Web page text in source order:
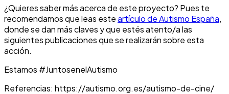
¿Quieres saber más acerca de este proyecto? Pues te
recomendamos que leas esteartículo de Autismo España,
donde se dan más claves y que estés atento/a las
siguientes publicaciones que se realizarán sobre esta
acción.
Estamos #JuntosenelAutismo
Referencias: https://autismo.org.es/autismo-de-cine/